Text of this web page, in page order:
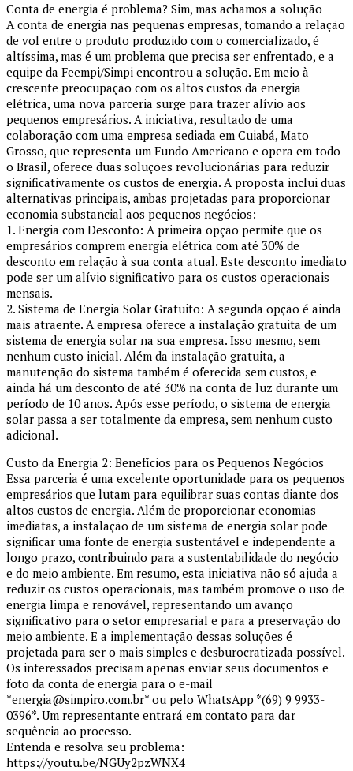
Conta de energia é problema? Sim, mas achamos a solução
A conta de energia nas pequenas empresas, tomando a relação
de vol entre o produto produzido com o comercializado, é
altíssima, mas é um problema que precisa ser enfrentado, e a
equipe da Feempi/Simpi encontrou a solução. Em meio à
crescente preocupação com os altos custos da energia
elétrica, uma nova parceria surge para trazer alívio aos
pequenos empresários. A iniciativa, resultado de uma
colaboração com uma empresa sediada em Cuiabá, Mato
Grosso, que representa um Fundo Americano e opera em todo
o Brasil, oferece duas soluções revolucionárias para reduzir
significativamente os custos de energia. A proposta inclui duas
alternativas principais, ambas projetadas para proporcionar
economia substancial aos pequenos negócios:
1. Energia com Desconto: A primeira opção permite que os
empresários comprem energia elétrica com até 30% de
desconto em relação à sua conta atual. Este desconto imediato
pode ser um alívio significativo para os custos operacionais
mensais.
2. Sistema de Energia Solar Gratuito: A segunda opção é ainda
mais atraente. A empresa oferece a instalação gratuita de um
sistema de energia solar na sua empresa. Isso mesmo, sem
nenhum custo inicial. Além da instalação gratuita, a
manutenção do sistema também é oferecida sem custos, e
ainda há um desconto de até 30% na conta de luz durante um
período de 10 anos. Após esse período, o sistema de energia
solar passa a ser totalmente da empresa, sem nenhum custo
adicional.
Custo da Energia 2: Benefícios para os Pequenos Negócios
Essa parceria é uma excelente oportunidade para os pequenos
empresários que lutam para equilibrar suas contas diante dos
altos custos de energia. Além de proporcionar economias
imediatas, a instalação de um sistema de energia solar pode
significar uma fonte de energia sustentável e independente a
longo prazo, contribuindo para a sustentabilidade do negócio
e do meio ambiente. Em resumo, esta iniciativa não só ajuda a
reduzir os custos operacionais, mas também promove o uso de
energia limpa e renovável, representando um avanço
significativo para o setor empresarial e para a preservação do
meio ambiente. E a implementação dessas soluções é
projetada para ser o mais simples e desburocratizada possível.
Os interessados precisam apenas enviar seus documentos e
foto da conta de energia para o e-mail
*energia@simpiro.com.br* ou pelo WhatsApp *(69) 9 9933-
0396*. Um representante entrará em contato para dar
sequência ao processo.
Entenda e resolva seu problema:
https://youtu.be/NGUy2pzWNX4